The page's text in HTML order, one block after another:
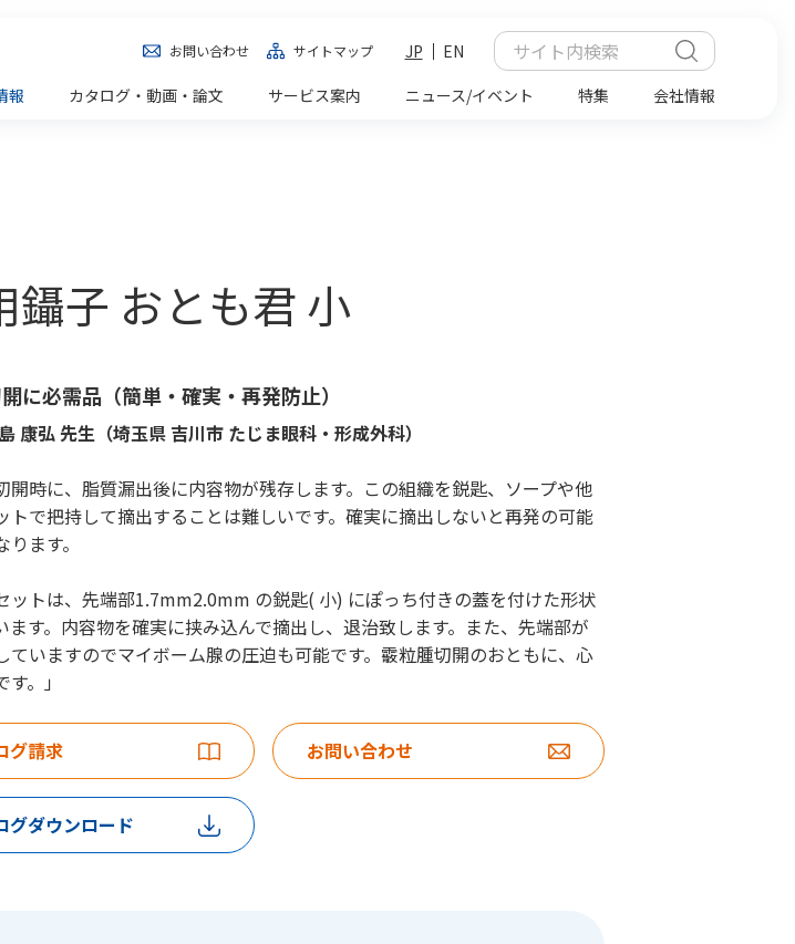
お問い合わせ サイトマップ JP
EN
報
カタログ・動画・論文 サービス案内 ニュース/イベント 特集 会社情報
鑷子 おとも君 小
に必需品（簡単・確実・再発防止）
康弘 先生（埼玉県 吉川市 たじま眼科・形成外科）
開時に、脂質漏出後に内容物が残存します。この組織を鋭匙、ソープや他
トで把持して摘出することは難しいです。確実に摘出しないと再発の可能
ます。
ットは、先端部1.7mm2.0mm の鋭匙( 小) にぽっち付きの蓋を付けた形状
ます。内容物を確実に挟み込んで摘出し、退治致します。また、先端部が
ていますのでマイボーム腺の圧迫も可能です。霰粒腫切開のおともに、心
。」
グ請求 お問い合わせ
グダウンロード